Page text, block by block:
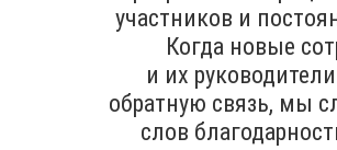
участников и
Когда новые
и их
обратную связь, мы
слов